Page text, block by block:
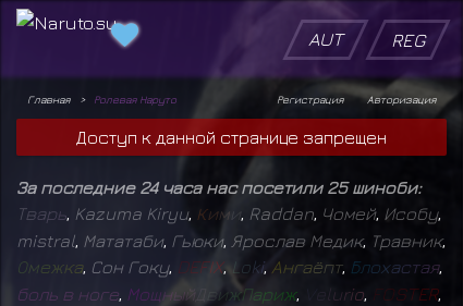
AUT REG
Главная Ролевая Наруто Авторизация
Регистрация
Доступ к данной странице запрещен
За последние 24 часа нас посетили 25 шиноби:
Тварь Kazuma Kiryu, Ким Raddan Чомей, Исобу,
mistral Мататаби, Гьюки, Ярослав Медик, Травник,
Омежка Сон Гоку, DEFIX,L oki, Ангаёпт, Блохастая,
боль в ноге Мощны й ви жПариж, l urio OSTER,